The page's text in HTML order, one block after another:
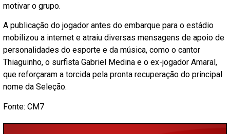
motivar o grupo.
A publicação do jogador antes do embarque para o estádio
mobilizou a internet e atraiu diversas mensagens de apoio de
personalidades do esporte e da música, como o cantor
Thiaguinho, o surfista Gabriel Medina e o ex-jogador Amaral,
que reforçaram a torcida pela pronta recuperação do principal
nome da Seleção.
Fonte: CM7